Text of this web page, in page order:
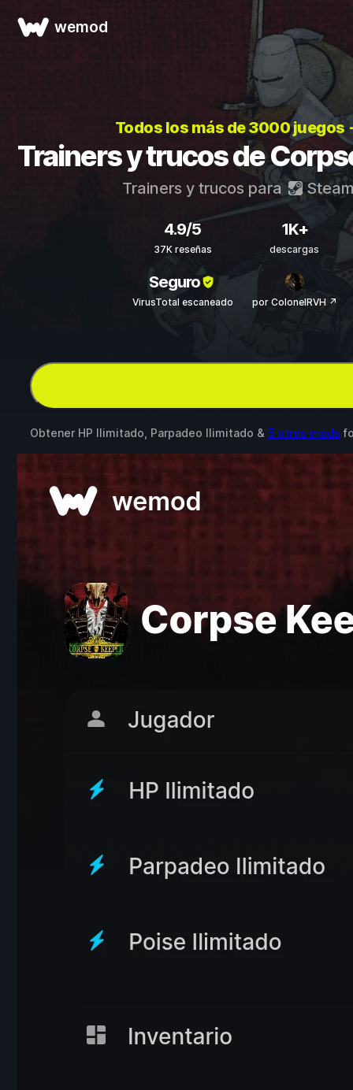
wemod
Todos los más de 3000 juegos
Trainers y trucos de
Trainers y trucos para
4.9/5
37K reseñas
1K+
descargas
Seguro
VirusTotal escaneado por ColonelRVH ↗
Obtener HP Ilimitado, Parpadeo Ilimitado & 5 otros mods